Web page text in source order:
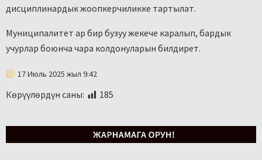
дисциплинардык жоопкерчиликке тартылат.
Муниципалитет ар бир бузуу жекече каралып, бардык
учурлар боюнча чара колдонуларын билдирет.
17 Июль 2025 жыл 9:42
Көрүүлөрдүн саны: 185